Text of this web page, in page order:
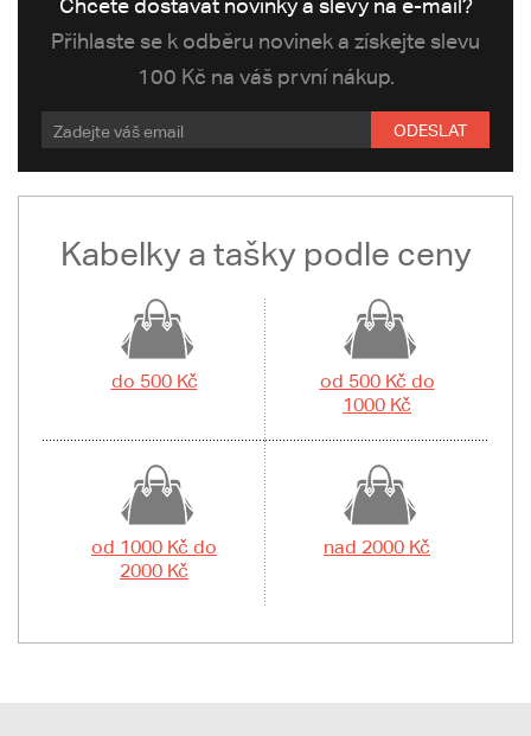
Chcete dostávat novinky a slevy na e-mail?
Přihlaste se k odběru novinek a získejte slevu
100 Kč na váš první nákup.
ODESLAT
Kabelky a tašky podle ceny
do 500 Kč
od 500 Kč do
1000 Kč
od 1000 Kč do
2000 Kč
nad 2000 Kč